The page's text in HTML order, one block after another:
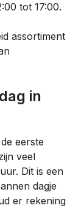
tot 17:00.
assortiment
eerste
veel
Dit is een
dagje
er rekening